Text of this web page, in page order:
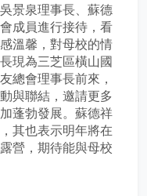
景泉理事長、蘇德
成員進行接待，看
溫馨，對母校的情
現為三芝區橫山國
總會理事長前來，
與聯結，邀請更多
蓬勃發展。蘇德祥
其也表示明年將在
營，期待能與母校